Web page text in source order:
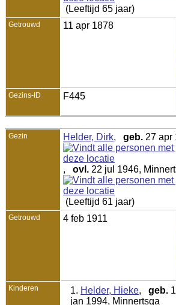
(Leeftijd 65 jaar)
Getrouwd 11 apr 1878
Gezins-ID F445
Gezin Helder, Dirk, geb. 27 apr
, ovl. 22 jul 1946,
(Leeftijd 61 jaar)
Getrouwd 4 feb 1911
Kinderen 1. Helder, Hieke, geb.
jan 1994, Minnertsga